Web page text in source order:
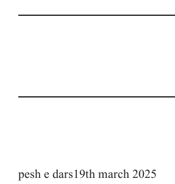
pesh e dars19th march 2025